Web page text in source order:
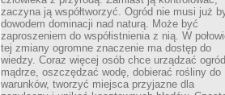
zaczyna ją współtworzyć. Ogród nie musi już
dowodem dominacji nad naturą. Może być
zaproszeniem do współistnienia z nią. W
tej zmiany ogromne znaczenie ma dostęp do
wiedzy. Coraz więcej osób chce urządzać ogród
mądrze, oszczędzać wodę, dobierać rośliny do
warunków, tworzyć miejsca przyjazne dla